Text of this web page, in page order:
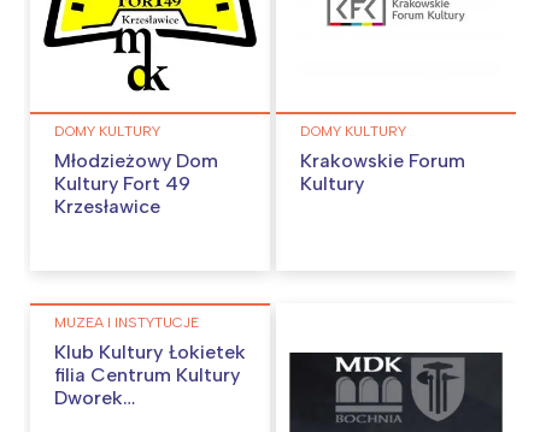
DOMY KULTURY
Młodzieżowy Dom
Kultury Fort 49
Krzesławice
DOMY KULTURY
Krakowskie Forum
Kultury
MUZEA I INSTYTUCJE
Klub Kultury Łokietek
filia Centrum Kultury
Dworek